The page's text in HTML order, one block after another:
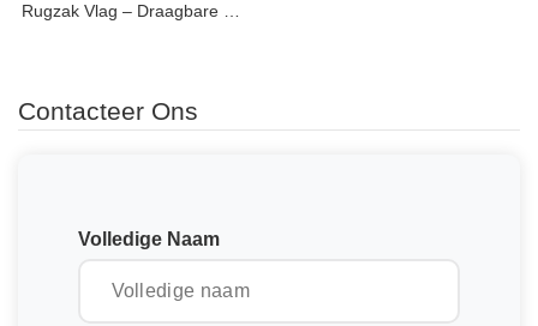
Contacteer Ons
Volledige Naam